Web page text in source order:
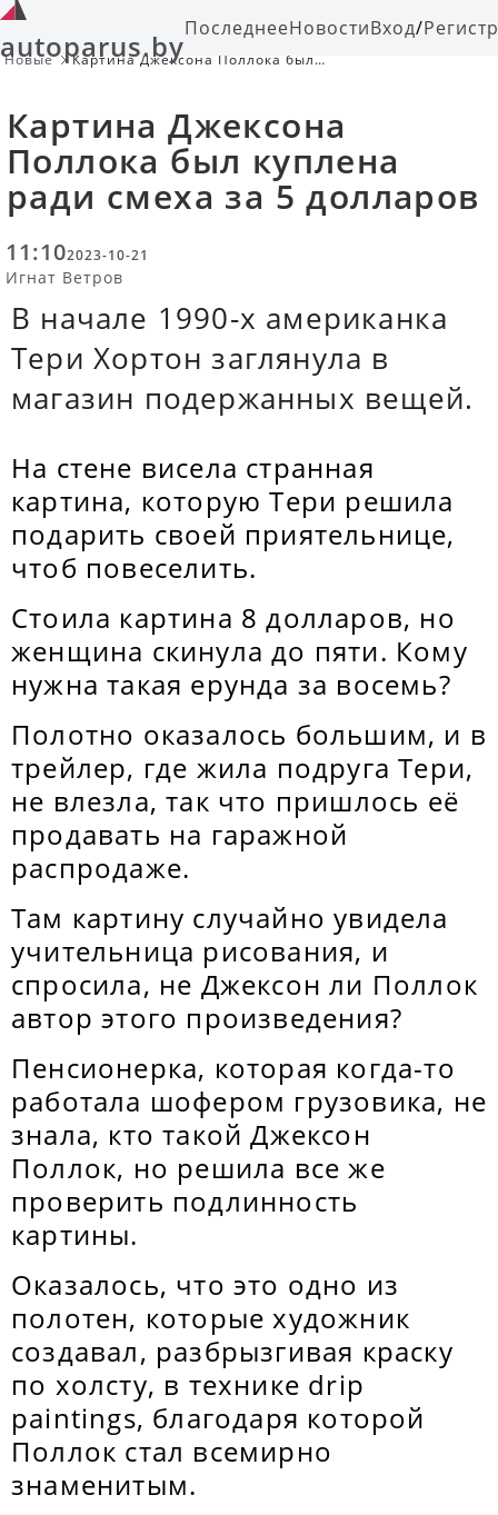
autoparus.byПоследнееНовостиВход/
Новые
Картина Джексона Поллока был
Картина Джексона
Поллока был куплена
ради смеха за 5 долларов
11:102023-10-21
Игнат Ветров
В начале 1990-х американка
Тери Хортон заглянула в
магазин подержанных вещей.
На стене висела странная
картина, которую Тери решила
подарить своей приятельнице,
чтоб повеселить.
Стоила картина 8 долларов, но
женщина скинула до пяти. Кому
нужна такая ерунда за восемь?
Полотно оказалось большим, и в
трейлер, где жила подруга Тери,
не влезла, так что пришлось её
продавать на гаражной
распродаже.
Там картину случайно увидела
учительница рисования, и
спросила, не Джексон ли Поллок
автор этого произведения?
Пенсионерка, которая когда-то
работала шофером грузовика, не
знала, кто такой Джексон
Поллок, но решила все же
проверить подлинность
картины.
Оказалось, что это одно из
полотен, которые художник
создавал, разбрызгивая краску
по холсту, в технике drip
paintings, благодаря которой
Поллок стал всемирно
знаменитым.